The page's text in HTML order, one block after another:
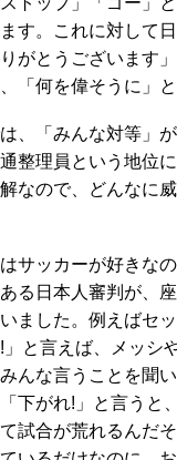
す。これに対して
がとうございます
「何を偉そうに」と
、「みんな対等」
整理員という地位
なので、どんなに
サッカーが好きな
る日本人審判が、
ました。例えばセッ
」と言えば、メッシ
んな言うことを聞
下がれ!」と言うと
試合が荒れるんだ